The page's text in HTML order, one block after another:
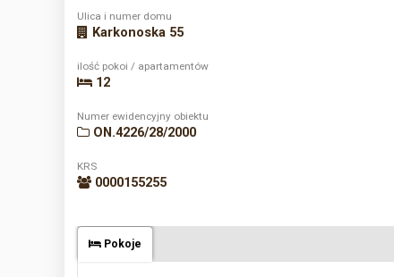
Ulica i numer domu
Karkonoska 55
ilość pokoi / apartamentów
12
Numer ewidencyjny obiektu
ON.4226/28/2000
KRS
0000155255
Pokoje